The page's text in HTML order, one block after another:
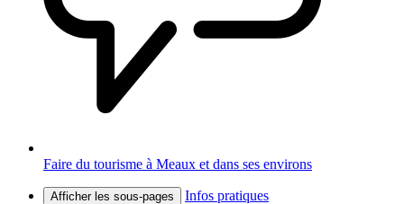
Faire du tourisme à Meaux et dans ses environs
Afficher les sous-pages Infos pratiques